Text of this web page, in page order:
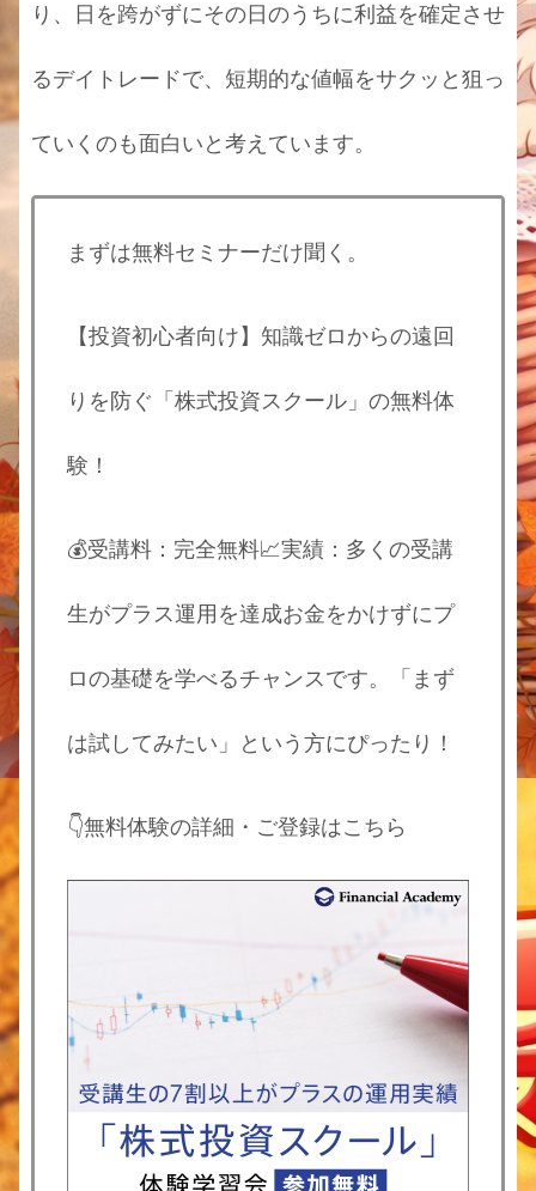
り、日を跨がずにその日のうちに利益を確定させ
るデイトレードで、短期的な値幅をサクッと狙っ
ていくのも面白いと考えています。
まずは無料セミナーだけ聞く。
【投資初心者向け】知識ゼロからの遠回
りを防ぐ「株式投資スクール」の無料体
験！
💰受講料：完全無料📈実績：多くの受講
生がプラス運用を達成お金をかけずにプ
ロの基礎を学べるチャンスです。「まず
は試してみたい」という方にぴったり！
👇無料体験の詳細・ご登録はこちら